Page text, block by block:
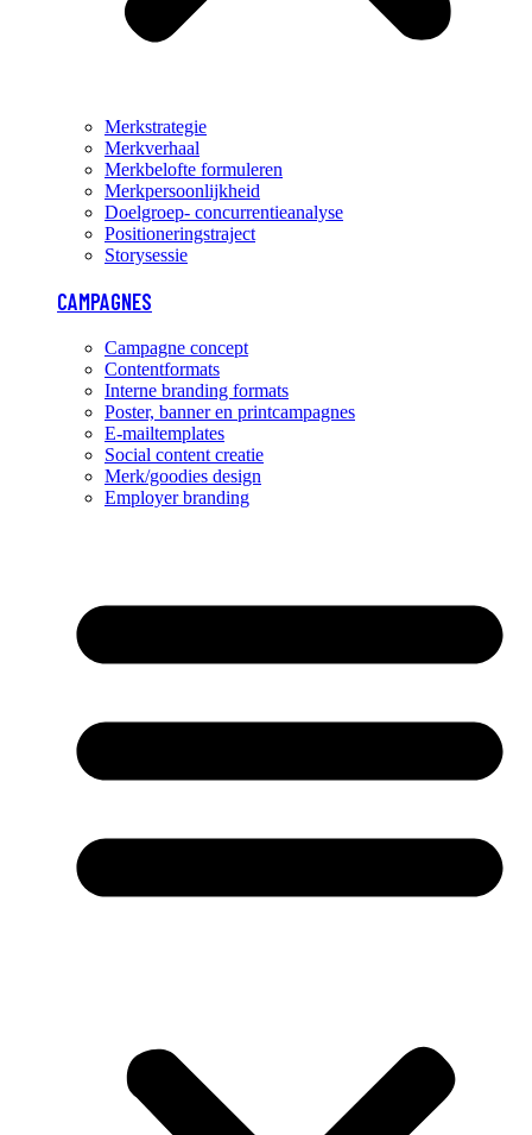
Merkstrategie
Merkverhaal
Merkbelofte formuleren
Merkpersoonlijkheid
Doelgroep- concurrentieanalyse
Positioneringstraject
Storysessie
CAMPAGNES
Campagne concept
Contentformats
Interne branding formats
Poster, banner en printcampagnes
E-mailtemplates
Social content creatie
Merk/goodies design
Employer branding